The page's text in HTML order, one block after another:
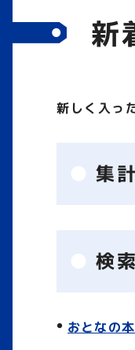
新
新しく入っ
集
検
おとなの本